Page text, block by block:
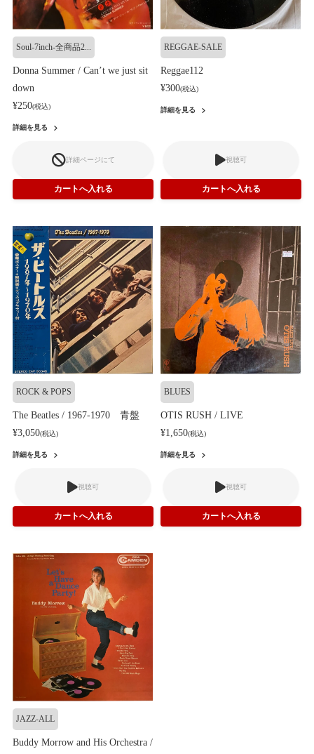
Soul-7inch-全商品2...
Donna Summer / Can’t we just sit
down
¥250(税込)
詳細を見る
詳細ページにて
REGGAE-SALE
Reggae112
¥300(税込)
詳細を見る
視聴可
ROCK & POPS
The Beatles / 1967-1970 青盤
¥3,050(税込)
詳細を見る
視聴可
BLUES
OTIS RUSH / LIVE
¥1,650(税込)
詳細を見る
視聴可
JAZZ-ALL
Buddy Morrow and His Orchestra /